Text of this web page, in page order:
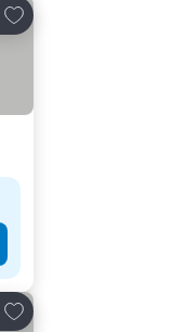
Přidat na seznam
Přidat na seznam